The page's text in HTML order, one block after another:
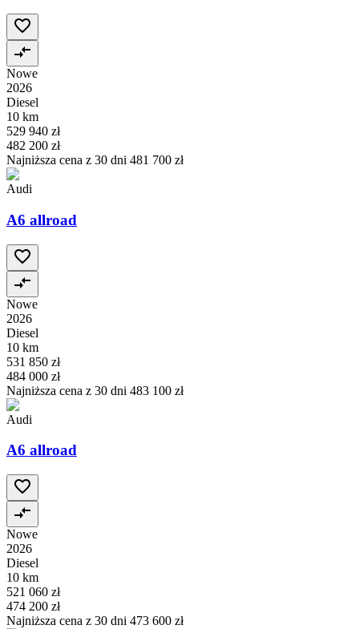
Nowe
2026
Diesel
10 km
529 940 zł
482 200 zł
Najniższa cena z 30 dni 481 700 zł
Audi
A6 allroad
Nowe
2026
Diesel
10 km
531 850 zł
484 000 zł
Najniższa cena z 30 dni 483 100 zł
Audi
A6 allroad
Nowe
2026
Diesel
10 km
521 060 zł
474 200 zł
Najniższa cena z 30 dni 473 600 zł